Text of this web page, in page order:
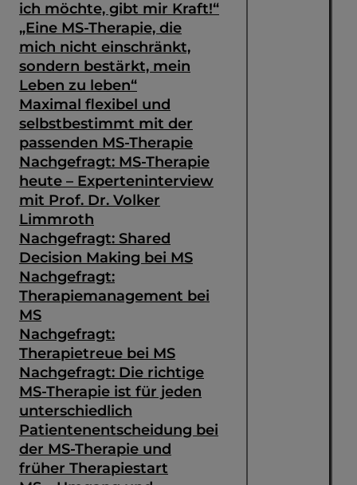
ich möchte, gibt mir Kraft!“
„Eine MS-Therapie, die
mich nicht einschränkt,
sondern bestärkt, mein
Leben zu leben“
Maximal flexibel und
selbstbestimmt mit der
passenden MS-Therapie
Nachgefragt: MS-Therapie
heute – Experteninterview
mit Prof. Dr. Volker
Limmroth
Nachgefragt: Shared
Decision Making bei MS
Nachgefragt:
Therapiemanagement bei
MS
Nachgefragt:
Therapietreue bei MS
Nachgefragt: Die richtige
MS-Therapie ist für jeden
unterschiedlich
Patientenentscheidung bei
der MS-Therapie und
früher Therapiestart